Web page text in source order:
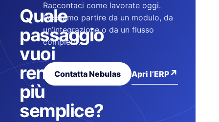
Quale
passaggio
vuoi
rendere
più
semplice?
Raccontaci come lavorate oggi.
Possiamo partire da un modulo, da
un’integrazione o da un flusso
completo.
Contatta Nebulas Apri l’ERP ↗